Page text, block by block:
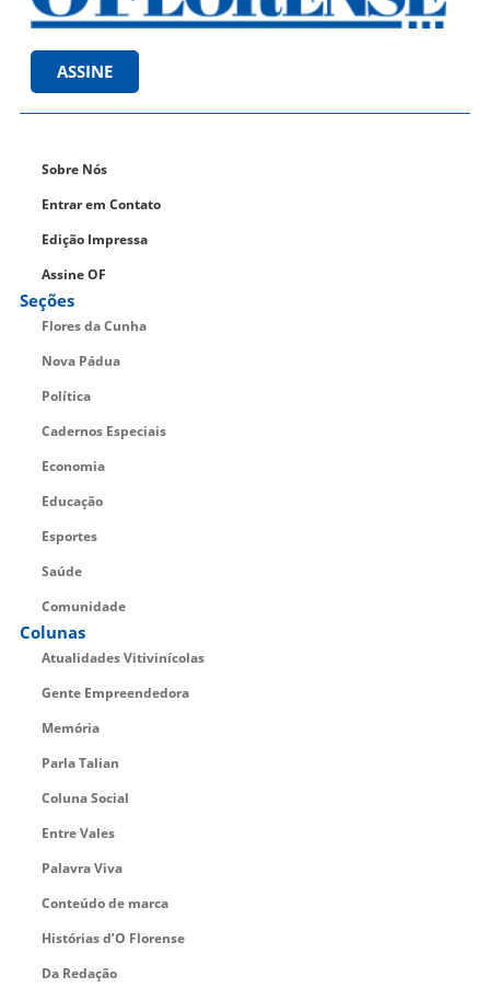
ASSINE
Sobre Nós
Entrar em Contato
Edição Impressa
Assine OF
Seções
Flores da Cunha
Nova Pádua
Política
Cadernos Especiais
Economia
Educação
Esportes
Saúde
Comunidade
Colunas
Atualidades Vitivinícolas
Gente Empreendedora
Memória
Parla Talian
Coluna Social
Entre Vales
Palavra Viva
Conteúdo de marca
Histórias d’O Florense
Da Redação